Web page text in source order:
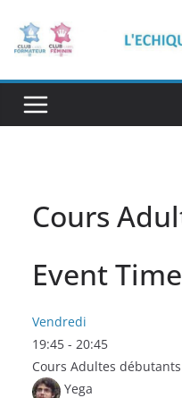
contenu
Cours
Event
Vendredi
19:45 - 20:45
Cours Adultes débutants
Yega